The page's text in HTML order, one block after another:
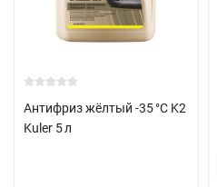
Антифриз жёлтый -35 °C K2
Kuler 5 л